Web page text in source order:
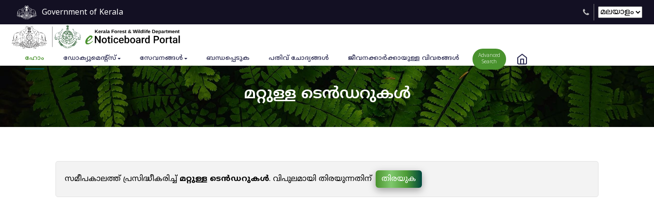
Government of Kerala
ഹോം ഡോക്യുമെൻ്റ്സ് സേവനങ്ങൾ ബന്ധപ്പെടുക പതിവ് ചോദ്യങ്ങൾ ജീവനക്കാര്‍ക്കായുള്ള വിവരങ്ങള്‍
Advanced
Search
മറ്റുള്ള ടെൻഡറുകൾ
സമീപകാലത്ത് പ്രസിദ്ധീകരിച്ച്മറ്റുള്ള ടെൻഡറുകൾ. വിപുലമായി തിരയുന്നതിന് തിരയുക